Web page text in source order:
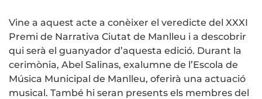
Vine a aquest acte a conèixer el veredicte del XXXI
Premi de Narrativa Ciutat de Manlleu i a descobrir
qui serà el guanyador d’aquesta edició. Durant la
cerimònia, Abel Salinas, exalumne de l’Escola de
Música Municipal de Manlleu, oferirà una actuació
musical. També hi seran presents els membres del